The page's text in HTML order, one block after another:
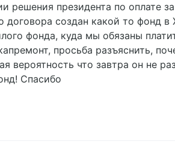
решения президента по оплате
договора создан какой то фонд
фонда, куда мы обязаны
просьба разъяснить,
вероятность что завтра он не
Спасибо